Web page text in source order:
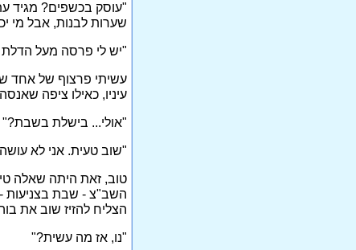
"עוסק בכשפים? מגיד
שערות לבנות, אבל מי
"יש לי פרסה מעל הדלת
עשיתי פרצוף של אחד
עיניו, כאילו ציפה
"אולי... בישלת בשבת?"
"שוב טעית. אני לא
טוב, זאת היתה שאלה
השב"צ - שבת בצניעות
הצליח להזיז שוב את
"נו, אז מה עשית?"